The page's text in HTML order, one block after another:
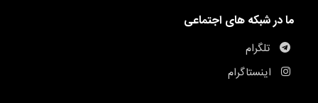
ما در شبکه های اجتماعی
تلگرام
اینستاگرام